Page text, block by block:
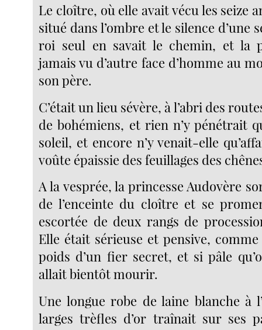
Le cloître, où elle avait vécu les seize
situé dans l’ombre et le silence d’une
roi seul en savait le chemin, et la
jamais vu d’autre face d’homme au
son père.
C’était un lieu sévère, à l’abri des
de bohémiens, et rien n’y pénétrait
soleil, et encore n’y venait-elle
voûte épaissie des feuillages des
A la vesprée, la princesse Audovère
de l’enceinte du cloître et se
escortée de deux rangs de
Elle était sérieuse et pensive, comme
poids d’un fier secret, et si pâle
allait bientôt mourir.
Une longue robe de laine blanche à
larges trèfles d’or traînait sur ses